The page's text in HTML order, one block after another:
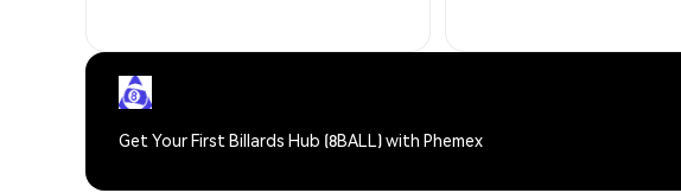
Get Your First Billards Hub (8BALL) with Phemex